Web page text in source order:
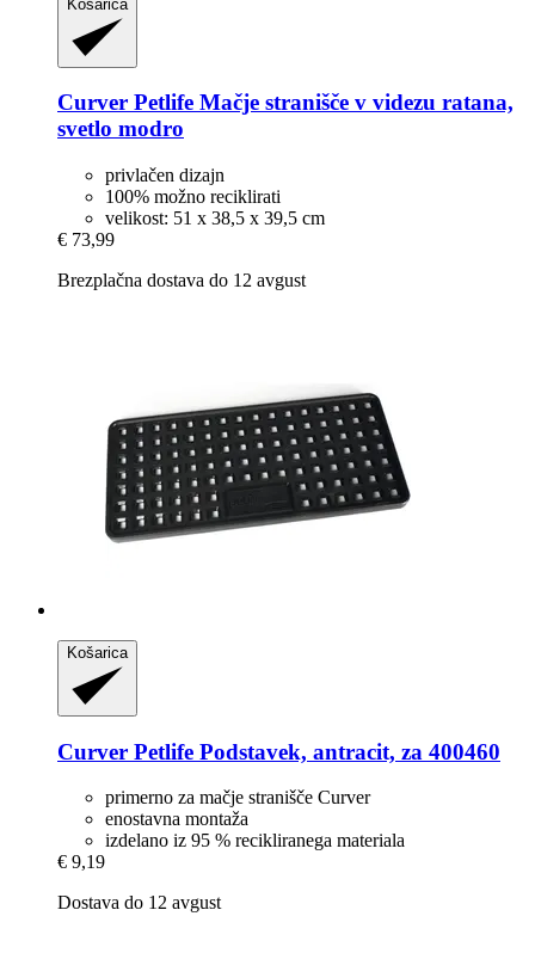
Košarica
Curver Petlife Mačje stranišče v videzu ratana,
svetlo modro
privlačen dizajn
100% možno reciklirati
velikost: 51 x 38,5 x 39,5 cm
€ 73,99
Brezplačna dostava do 12 avgust
Košarica
Curver Petlife Podstavek, antracit, za 400460
primerno za mačje stranišče Curver
enostavna montaža
izdelano iz 95 % recikliranega materiala
€ 9,19
Dostava do 12 avgust